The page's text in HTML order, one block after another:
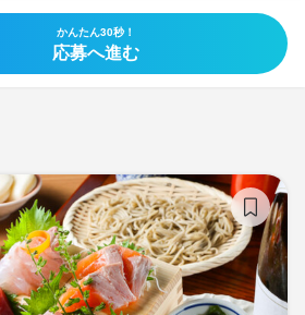
かんたん30秒！
応募へ進む
成、売上管理など、お店の運営に関わ
境です。
で、多くは未経験からのスタート。
の後店長へというキャリアを築いた先
頑張りがそのままチャンスにつながり
しょう。
るよう、しっかりサポートします。
ポイント
は終わりません。
してのステップアップもスピーディー
ポイント
は終わりません。
成、売上管理など、お店の運営に関わ
、
というイメージを超え、経営視点のス
境です。
で、多くは未経験からのスタート。
ポイント
料理長候補としてのステップアップも
成、売上管理など、お店の運営に関わ
きます。
というイメージを超え、経営視点のス
境です。